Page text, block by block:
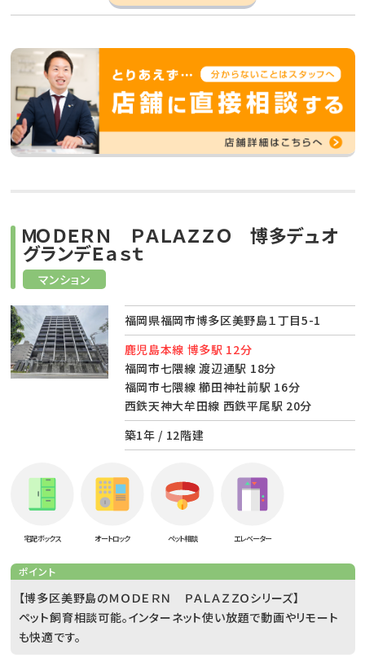
マンション
ＭＯＤＥＲＮ ＰＡＬＡＺＺＯ 博多デュオ
グランデＥａｓｔ
福岡県福岡市博多区美野島１丁目5-1
鹿児島本線 博多駅 12分
福岡市七隈線 渡辺通駅 18分
福岡市七隈線 櫛田神社前駅 16分
西鉄天神大牟田線 西鉄平尾駅 20分
築1年 / 12階建
宅配ボックス オートロック ペット相談 エレベーター
ポイント
【博多区美野島のＭＯＤＥＲＮ ＰＡＬＡＺＺＯシリーズ】
ペット飼育相談可能。インターネット使い放題で動画やリモート
も快適です。